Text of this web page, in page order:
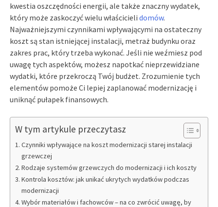
kwestia oszczędności energii, ale także znaczny wydatek,
który może zaskoczyć wielu właścicieli domów.
Najważniejszymi czynnikami wpływającymi na ostateczny
koszt są stan istniejącej instalacji, metraż budynku oraz
zakres prac, który trzeba wykonać. Jeśli nie weźmiesz pod
uwagę tych aspektów, możesz napotkać nieprzewidziane
wydatki, które przekroczą Twój budżet. Zrozumienie tych
elementów pomoże Ci lepiej zaplanować modernizację i
uniknąć pułapek finansowych.
W tym artykule przeczytasz
Czynniki wpływające na koszt modernizacji starej instalacji
grzewczej
Rodzaje systemów grzewczych do modernizacji i ich koszty
Kontrola kosztów: jak unikać ukrytych wydatków podczas
modernizacji
Wybór materiałów i fachowców – na co zwrócić uwagę, by